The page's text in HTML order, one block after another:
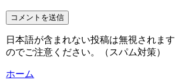
日本語が含まれない投稿は無視されます
のでご注意ください。（スパム対策）
ホーム